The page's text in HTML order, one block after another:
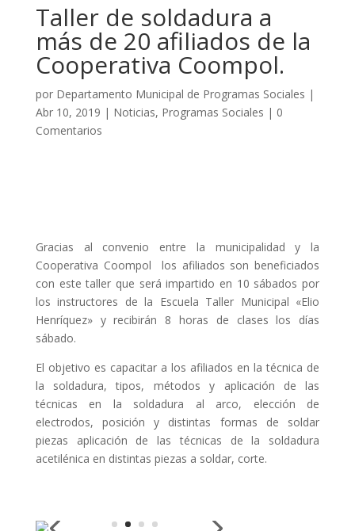
Taller de soldadura a
más de 20 afiliados de la
Cooperativa Coompol.
por Departamento Municipal de Programas Sociales |
Abr 10, 2019 | Noticias, Programas Sociales | 0
Comentarios
Gracias al convenio entre la municipalidad y la
Cooperativa Coompol los afiliados son beneficiados
con este taller que será impartido en 10 sábados por
los instructores de la Escuela Taller Municipal «Elio
Henríquez» y recibirán 8 horas de clases los días
sábado.
El objetivo es capacitar a los afiliados en la técnica de
la soldadura, tipos, métodos y aplicación de las
técnicas en la soldadura al arco, elección de
electrodos, posición y distintas formas de soldar
piezas aplicación de las técnicas de la soldadura
acetilénica en distintas piezas a soldar, corte.